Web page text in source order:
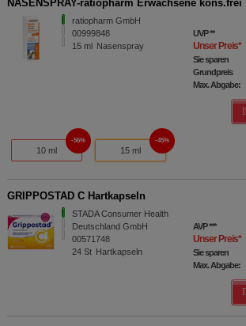
NASENSPRAY-ratiopharm Erwachsene kons.frei
ratiopharm GmbH
00999848
15 ml Nasenspray
UVP**
Unser Preis*
Sie sparen
Grundpreis
Max. Abgabe:
10 ml
56%
15 ml
45%
GRIPPOSTAD C Hartkapseln
STADA Consumer Health
Deutschland GmbH
00571748
24 St Hartkapseln
AVP***
Unser Preis*
Sie sparen
Max. Abgabe: